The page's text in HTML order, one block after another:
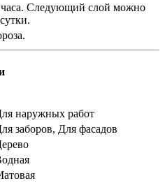
Следующий слой можно
наружных работ
заборов, Для фасадов